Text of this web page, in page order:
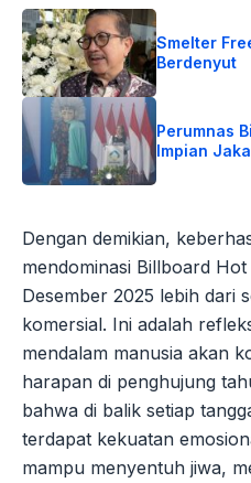
Smelter
Berdenyut
Perumnas
Impian
Dengan demikian,
mendominasi Billboard Hot
Desember 2025 lebih dari
komersial. Ini adalah
mendalam manusia akan
harapan di penghujung
bahwa di balik setiap
terdapat kekuatan
mampu menyentuh jiwa,